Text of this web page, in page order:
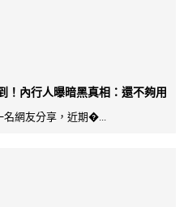
！內行人曝暗黑真相：還不夠用
名網友分享，近期�...